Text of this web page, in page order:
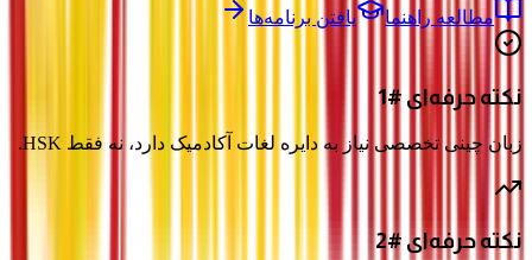
مطالعه راهنما یافتن برنامه‌ها
نکته حرفه‌ای #1
زبان چینی تخصصی نیاز به دایره لغات آکادمیک دارد، نه فقط HSK.
نکته حرفه‌ای #2